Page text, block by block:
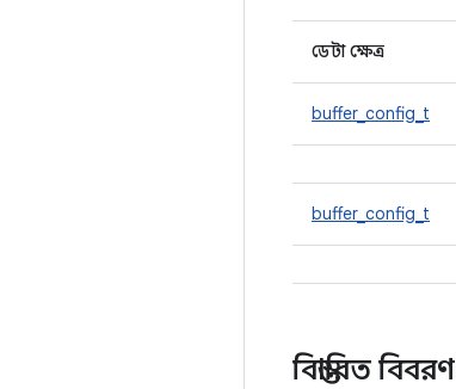
ডেটা ক্ষেত্র
buffer_config_t
buffer_config_t
বিস্তারিত বিবরণ